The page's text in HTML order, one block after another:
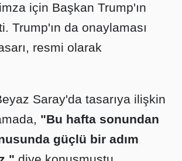
için Başkan Trump'ın
Trump'ın da onaylaması
resmi olarak
Saray'da tasarıya ilişkin
"Bu hafta sonundan
güçlü bir adım